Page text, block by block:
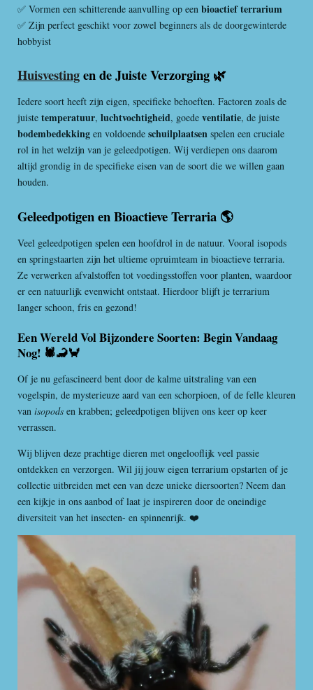
✅ Vormen een schitterende aanvulling op een bioactief terrarium
✅ Zijn perfect geschikt voor zowel beginners als de doorgewinterde
hobbyist
Huisvestingen de Juiste Verzorging 🌿
Iedere soort heeft zijn eigen, specifieke behoeften. Factoren zoals de
juiste temperatuur, luchtvochtigheid, goede ventilatie, de juiste
bodembedekking en voldoende schuilplaatsen spelen een cruciale
rol in het welzijn van je geleedpotigen. Wij verdiepen ons daarom
altijd grondig in de specifieke eisen van de soort die we willen gaan
houden.
Geleedpotigen en Bioactieve Terraria 🌎
Veel geleedpotigen spelen een hoofdrol in de natuur. Vooral isopods
en springstaarten zijn het ultieme opruimteam in bioactieve terraria.
Ze verwerken afvalstoffen tot voedingsstoffen voor planten, waardoor
er een natuurlijk evenwicht ontstaat. Hierdoor blijft je terrarium
langer schoon, fris en gezond!
Een Wereld Vol Bijzondere Soorten: Begin Vandaag
Nog! 🕷️🦂🦀
Of je nu gefascineerd bent door de kalme uitstraling van een
vogelspin, de mysterieuze aard van een schorpioen, of de felle kleuren
van isopods en krabben; geleedpotigen blijven ons keer op keer
verrassen.
Wij blijven deze prachtige dieren met ongelooflijk veel passie
ontdekken en verzorgen. Wil jij jouw eigen terrarium opstarten of je
collectie uitbreiden met een van deze unieke diersoorten? Neem dan
een kijkje in ons aanbod of laat je inspireren door de oneindige
diversiteit van het insecten- en spinnenrijk. ❤️